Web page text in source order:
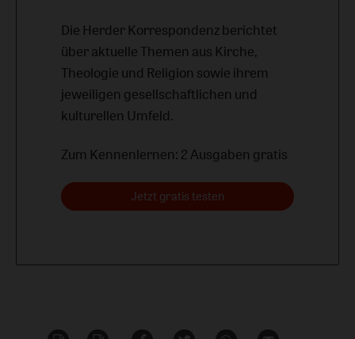
Die Herder Korrespondenz berichtet
über aktuelle Themen aus Kirche,
Theologie und Religion sowie ihrem
jeweiligen gesellschaftlichen und
kulturellen Umfeld.
Zum Kennenlernen: 2 Ausgaben gratis
Jetzt gratis testen